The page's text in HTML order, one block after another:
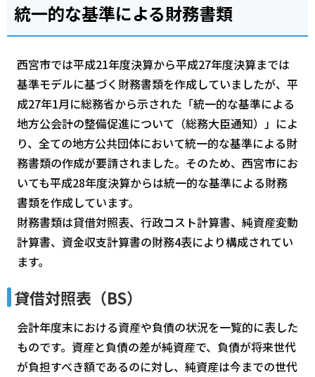
統一的な基準による財務書類
西宮市では平成21年度決算から平成27年度決算までは
基準モデルに基づく財務書類を作成していましたが、平
成27年1月に総務省から示された「統一的な基準による
地方公会計の整備促進について（総務大臣通知）」によ
り、全ての地方公共団体において統一的な基準による財
務書類の作成が要請されました。そのため、西宮市にお
いても平成28年度決算からは統一的な基準による財務
書類を作成しています。
財務書類は貸借対照表、行政コスト計算書、純資産変動
計算書、資金収支計算書の財務4表により構成されてい
ます。
貸借対照表（BS）
会計年度末における資産や負債の状況を一覧的に表した
ものです。資産と負債の差が純資産で、負債が将来世代
が負担すべき額であるのに対し、純資産は今までの世代